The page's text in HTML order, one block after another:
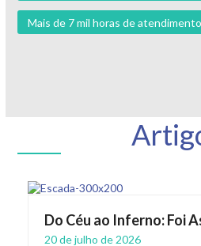
Mais de 7 mil horas de atendimento
Do Céu ao Inferno: Foi
20 de julho de 2026